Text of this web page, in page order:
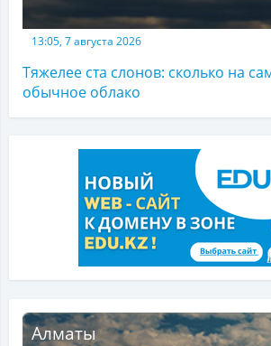
13:05, 7 августа 2026
Тяжелее ста слонов: сколько на
обычное облако
Алматы